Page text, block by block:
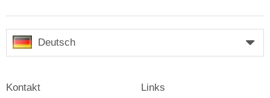
Deutsch
Kontakt Links